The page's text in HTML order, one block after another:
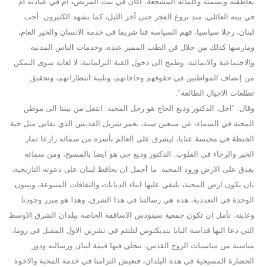
في بيته العائلي، منذ بزوغ الفجر حتى آخر الليل، كما يشهد الكثيرون. أحب
لبنان، رجلا سياسيا، فهم السياسة فنا شريفا في خدمة الانسان والخير العام،
ومارسها كذلك من خلال فن الطب المميز عنده، وخدمات الناس المدنية
والاجتماعية والانمائية. وطمح الى دخول القبة البرلمانية، لا لغاية سوى التمكن
من إنصاف المواطنين في حقوقهم وحاجاتهم، وتلبية انتظاراتهم، وتحقيق
تطلعات الاجيال الطالعة".
وقال: "اجل، الدكتور وديع الحاج هو رجل المحبة. انتقل من بيننا الى موطن
المحبة في السماء، عن سبعين سنة، بعمر شربل القديس الذي تفانى مثل حبة
الحنطة في محبسة عنايا، ليشرق على العالم بأسره من سمائه زارعا ثمار
الخير والرجاء في القلوب. الدكتور وديع حي هو ايضا بالمسيح، ومن سمائه
يغدق على الارض ورود المحبة. ما أجمل ان يحافظ لبنان على دعوته التاريخية،
بان يكون ارض المحبة، يلتقي عليها ابناء الديانات والثقافات المتنوعة، ويبنون
الوحدة في التعددية، هذه هي رسالتنا في هذا الشرق، وهذا هو مبرر وجودنا
وغايته. نأمل ان تكون جمعية سينودس الاساقفة الخاصة ببلدان الشرق الاوسط
التي دعا اليها قداسة البابا بنديكتوس لتلتئم في تشرين الاول المقبل في روما،
مناسبة من مناسبات الروح القدس، تنجلي فيها قيمة لبنان ورسالته ودور
الحضارة المسيحية في هذه البلدان، فنعيش التزامنا في خدمة المحبة والاخوة